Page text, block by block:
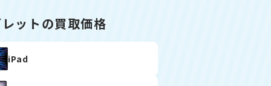
ットの買取価格
iPad